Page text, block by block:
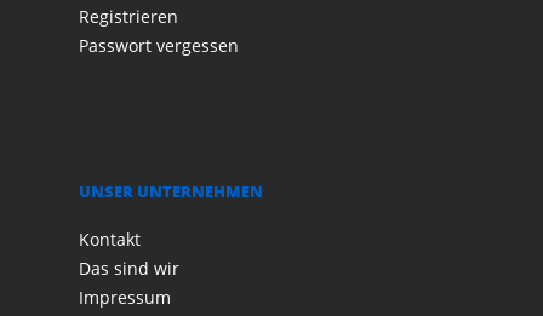
Registrieren
Passwort vergessen
UNSER UNTERNEHMEN
Kontakt
Das sind wir
Impressum